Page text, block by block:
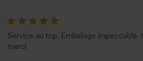
Service au top. Emballage impeccable,
merci